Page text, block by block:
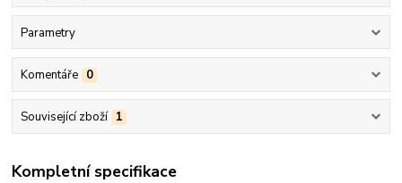
Parametry
Komentáře 0
Související zboží 1
Kompletní specifikace